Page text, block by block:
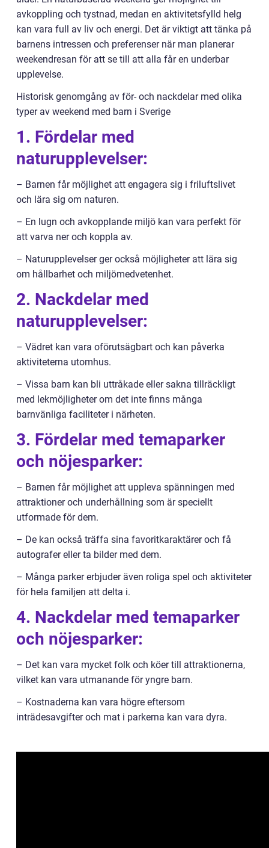
avkoppling och tystnad, medan en aktivitetsfylld helg
kan vara full av liv och energi. Det är viktigt att tänka på
barnens intressen och preferenser när man planerar
weekendresan för att se till att alla får en underbar
upplevelse.
Historisk genomgång av för- och nackdelar med olika
typer av weekend med barn i Sverige
1. Fördelar med
naturupplevelser:
– Barnen får möjlighet att engagera sig i friluftslivet
och lära sig om naturen.
– En lugn och avkopplande miljö kan vara perfekt för
att varva ner och koppla av.
– Naturupplevelser ger också möjligheter att lära sig
om hållbarhet och miljömedvetenhet.
2. Nackdelar med
naturupplevelser:
– Vädret kan vara oförutsägbart och kan påverka
aktiviteterna utomhus.
– Vissa barn kan bli uttråkade eller sakna tillräckligt
med lekmöjligheter om det inte finns många
barnvänliga faciliteter i närheten.
3. Fördelar med temaparker
och nöjesparker:
– Barnen får möjlighet att uppleva spänningen med
attraktioner och underhållning som är speciellt
utformade för dem.
– De kan också träffa sina favoritkaraktärer och få
autografer eller ta bilder med dem.
– Många parker erbjuder även roliga spel och aktiviteter
för hela familjen att delta i.
4. Nackdelar med temaparker
och nöjesparker:
– Det kan vara mycket folk och köer till attraktionerna,
vilket kan vara utmanande för yngre barn.
– Kostnaderna kan vara högre eftersom
inträdesavgifter och mat i parkerna kan vara dyra.